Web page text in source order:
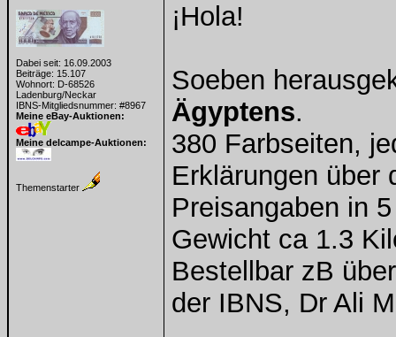
Dabei seit: 16.09.2003
Beiträge: 15.107
Wohnort: D-68526
Ladenburg/Neckar
IBNS-Mitgliedsnummer: #8967
Meine eBay-Auktionen:
Meine delcampe-Auktionen:
Themenstarter
¡Hola!
Soeben
Ägyptens.
380 Farbseiten,
Erklärungen über
Preisangaben in
Gewicht ca 1.3
Bestellbar zB
der IBNS, Dr Ali